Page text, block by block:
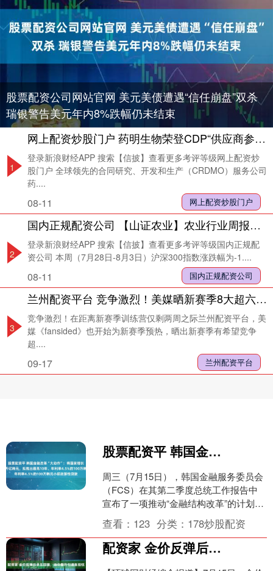
股票配资公司网站官网 美元美债遭遇“信任崩盘”双杀
瑞银警告美元年内8%跌幅仍未结束
1
网上配资炒股门户 药明生物荣登CDP“供应商参与度评级”A级榜单
网上配资炒股门户
登录新浪财经APP 搜索【信披】查看更多考评等级网上配资炒
股门户 全球领先的合同研究、开发和生产（CRDMO）服务公司
药....
08-11
2
国内正规配资公司 【山证农业】农业行业周报：建议关注饲料的回升周期和养殖的边际改善
国内正规配资公司
登录新浪财经APP 搜索【信披】查看更多考评等级国内正规配
资公司 本周（7月28日-8月3日）沪深300指数涨跌幅为-1....
08-11
3
兰州配资平台 竞争激烈！美媒晒新赛季8大超六候选：湖勇火3队无缘两队两人入选
兰州配资平台
竞争激烈！在距离新赛季训练营仅剩两周之际兰州配资平台，美
媒《fansided》也开始为新赛季预热，晒出新赛季有希望竞争
超....
09-17
股票配资平 韩国金融改革“大动作”：将国家增长基金规模扩至200万亿韩元，拟推出最高10年、年利率4.5%的100万韩元小额政策性贷款
周三（7月15日），韩国金融服务委员会
（FCS）在其第二季度总统工作报告中
宣布了一项推动“金融结构改革”的计划。
FCS主席Lee Eog-weon表示，“我们将....
查看： 123 分类： 178炒股配资
配资家 金价反弹后承压回落，油价攀升引通胀担忧